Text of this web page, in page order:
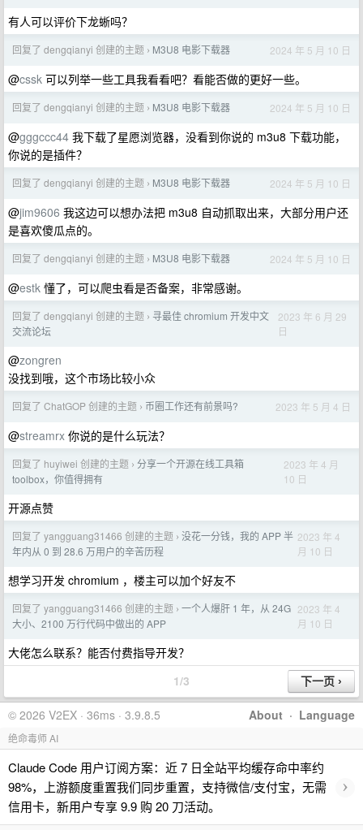
有人可以评价下龙蜥吗？
回复了 dengqianyi 创建的主题 › M3U8 电影下载器 2024 年 5 月 10 日
@cssk 可以列举一些工具我看看吧？看能否做的更好一些。
回复了 dengqianyi 创建的主题 › M3U8 电影下载器 2024 年 5 月 10 日
@gggccc44 我下载了星愿浏览器，没看到你说的 m3u8 下载功能，
你说的是插件？
回复了 dengqianyi 创建的主题 › M3U8 电影下载器 2024 年 5 月 10 日
@jim9606 我这边可以想办法把 m3u8 自动抓取出来，大部分用户还
是喜欢傻瓜点的。
回复了 dengqianyi 创建的主题 › M3U8 电影下载器 2024 年 5 月 10 日
@estk 懂了，可以爬虫看是否备案，非常感谢。
回复了 dengqianyi 创建的主题 › 寻最佳 chromium 开发中文
交流论坛
2023 年 6 月 29
日
@zongren
没找到哦，这个市场比较小众
回复了 ChatGOP 创建的主题 › 币圈工作还有前景吗? 2023 年 5 月 4 日
@streamrx 你说的是什么玩法？
回复了 huyiwei 创建的主题 › 分享一个开源在线工具箱
toolbox，你值得拥有
2023 年 4 月
10 日
开源点赞
回复了 yangguang31466 创建的主题 › 没花一分钱，我的 APP 半
年内从 0 到 28.6 万用户的辛苦历程
2023 年 4
月 10 日
想学习开发 chromium ，楼主可以加个好友不
回复了 yangguang31466 创建的主题 › 一个人爆肝 1 年，从 24G
大小、2100 万行代码中做出的 APP
2023 年 4
月 10 日
大佬怎么联系？能否付费指导开发？
1/3
About · Language
© 2026 V2EX · 36ms · 3.9.8.5
绝命毒师 AI
Claude Code 用户订阅方案：近 7 日全站平均缓存命中率约
98%，上游额度重置我们同步重置，支持微信/支付宝，无需
信用卡，新用户专享 9.9 购 20 刀活动。
›